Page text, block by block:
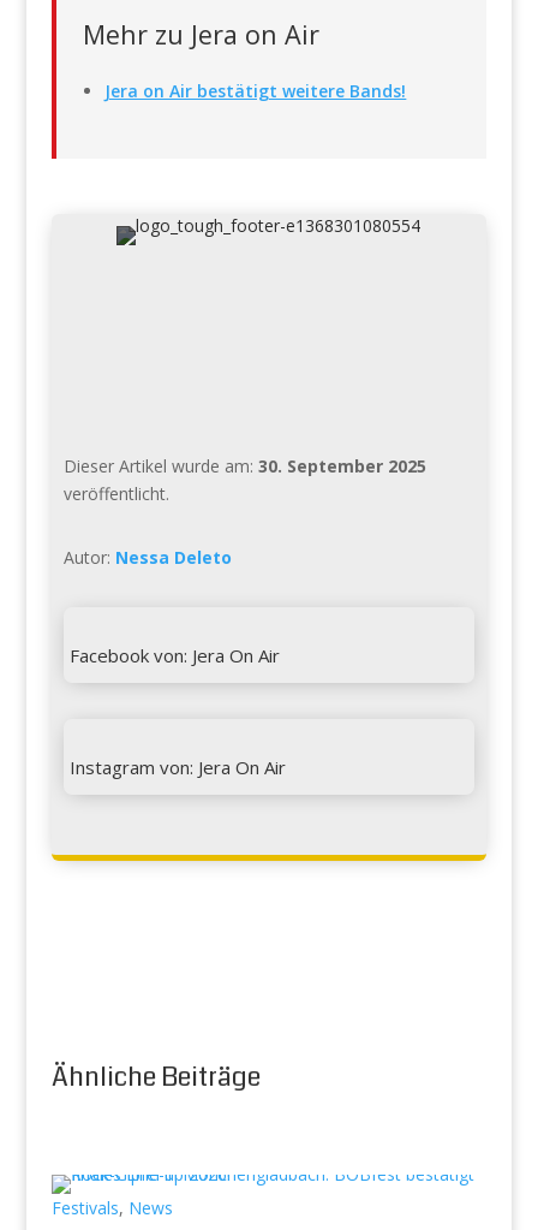
Mehr zu Jera on Air
Jera on Air bestätigt weitere Bands!
Dieser Artikel wurde am: 30. September 2025
veröffentlicht.
Autor: Nessa Deleto
Facebook von: Jera On Air
Instagram von: Jera On Air
Ähnliche Beiträge
Festivals, News